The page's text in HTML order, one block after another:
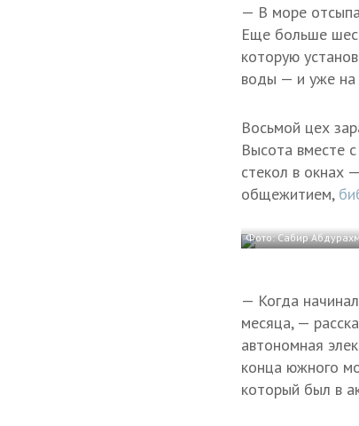
— В море
Еще больше
которую
воды — и уже на
Восьмой цех
Высота вместе
стекол в окнах
общежитием,
Фото: Сабир
— Когда
месяца, —
автономная
конца южного
который был в